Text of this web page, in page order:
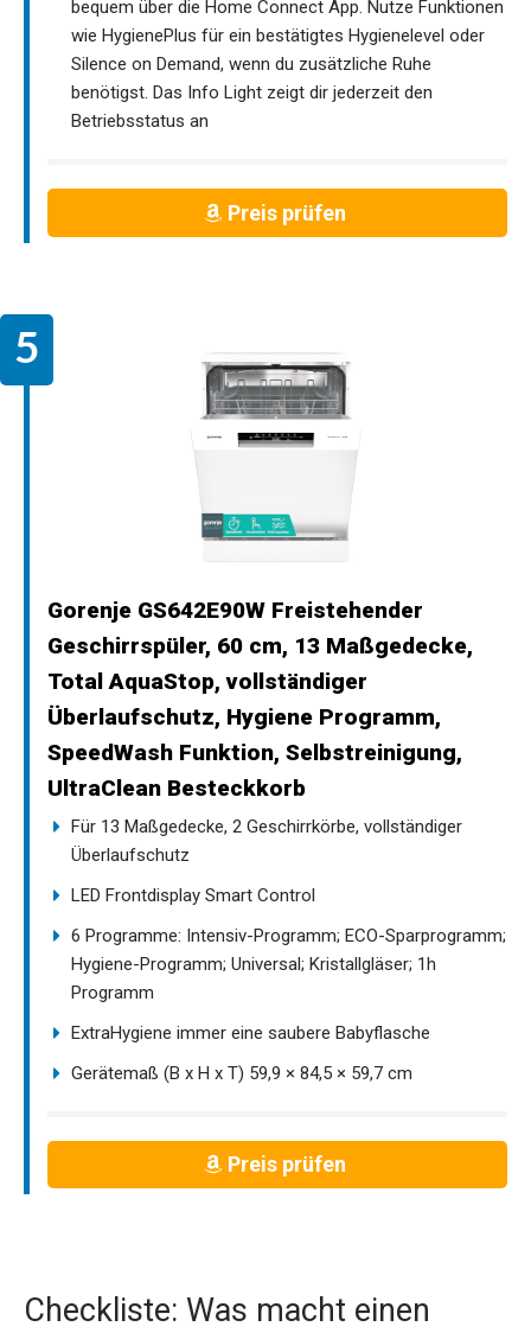
bequem über die Home Connect App. Nutze Funktionen
wie HygienePlus für ein bestätigtes Hygienelevel oder
Silence on Demand, wenn du zusätzliche Ruhe
benötigst. Das Info Light zeigt dir jederzeit den
Betriebsstatus an
Preis prüfen
Gorenje GS642E90W Freistehender
Geschirrspüler, 60 cm, 13 Maßgedecke,
Total AquaStop, vollständiger
Überlaufschutz, Hygiene Programm,
SpeedWash Funktion, Selbstreinigung,
UltraClean Besteckkorb
Für 13 Maßgedecke, 2 Geschirrkörbe, vollständiger
Überlaufschutz
LED Frontdisplay Smart Control
6 Programme: Intensiv-Programm; ECO-Sparprogramm;
Hygiene-Programm; Universal; Kristallgläser; 1h
Programm
ExtraHygiene immer eine saubere Babyflasche
Gerätemaß (B x H x T) 59,9 × 84,5 × 59,7 cm
Preis prüfen
Checkliste: Was macht einen